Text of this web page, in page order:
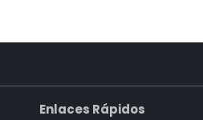
Enlaces Rápidos